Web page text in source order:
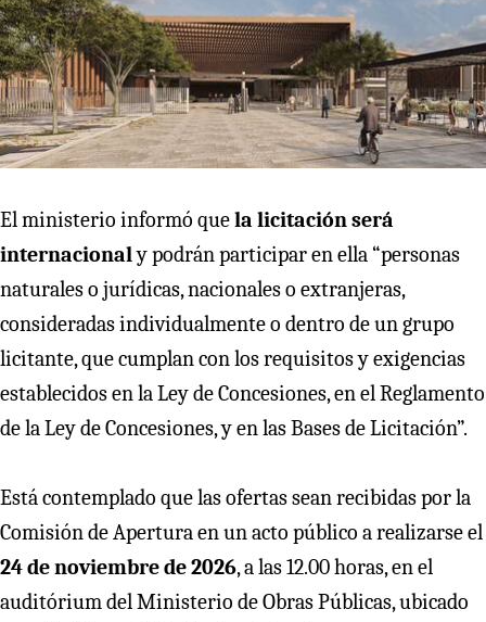
El ministerio informó quela licitación será
internacionaly podrán participar en ella “personas
naturales o jurídicas, nacionales o extranjeras,
consideradas individualmente o dentro de un grupo
licitante, que cumplan con los requisitos y exigencias
establecidos en la Ley de Concesiones, en el Reglamento
de la Ley de Concesiones, y en las Bases de Licitación”.
Está contemplado que las ofertas sean recibidas por la
Comisión de Apertura en un acto público a realizarse el
24 de noviembre de 2026, a las 12.00 horas, en el
auditórium del Ministerio de Obras Públicas, ubicado